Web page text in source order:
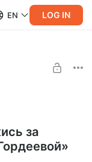
EN LOG IN
за